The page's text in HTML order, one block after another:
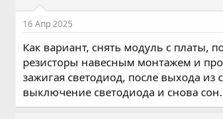
16 Апр 2025
Как вариант, снять модуль с платы,
резисторы навесным монтажем и
зажигая светодиод, после выхода из
выключение светодиода и снова сон.